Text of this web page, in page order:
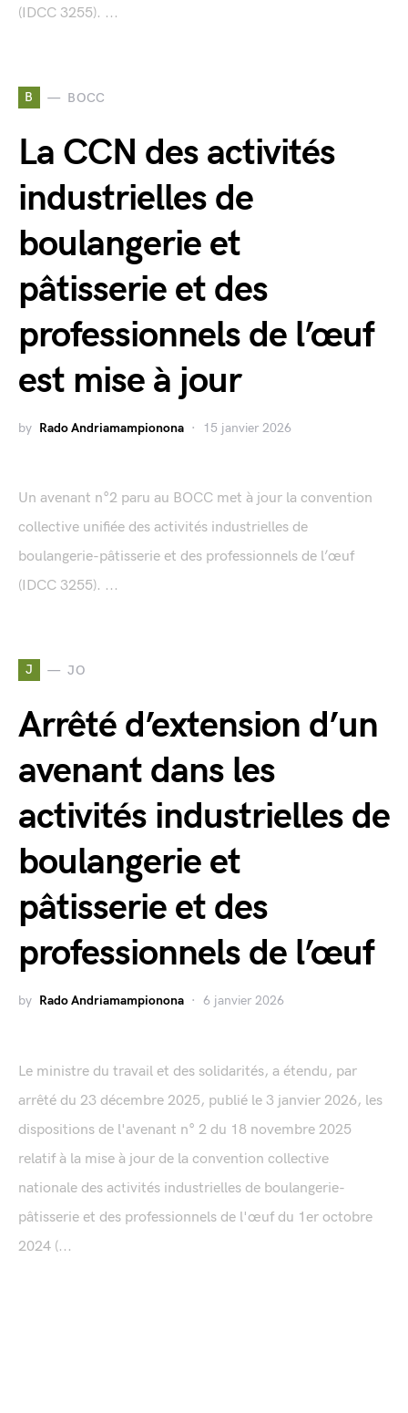
(IDCC 3255). ...
B BOCC
La CCN des activités
industrielles de
boulangerie et
pâtisserie et des
professionnels de l’œuf
est mise à jour
by Rado Andriamampionona 15 janvier 2026
Un avenant n°2 paru au BOCC met à jour la convention
collective unifiée des activités industrielles de
boulangerie-pâtisserie et des professionnels de l’œuf
(IDCC 3255). ...
J JO
Arrêté d’extension d’un
avenant dans les
activités industrielles de
boulangerie et
pâtisserie et des
professionnels de l’œuf
by Rado Andriamampionona 6 janvier 2026
Le ministre du travail et des solidarités, a étendu, par
arrêté du 23 décembre 2025, publié le 3 janvier 2026, les
dispositions de l'avenant n° 2 du 18 novembre 2025
relatif à la mise à jour de la convention collective
nationale des activités industrielles de boulangerie-
pâtisserie et des professionnels de l'œuf du 1er octobre
2024 (...